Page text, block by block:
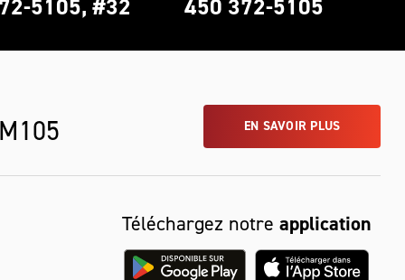
5105, #32 450 372-5105
EN SAVOIR PLUS
Téléchargez notre application